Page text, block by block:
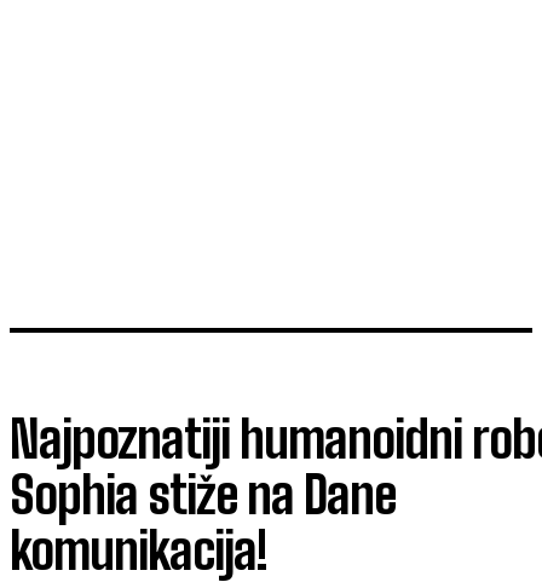
Najpoznatiji humanoidni
Sophia stiže na Dane
komunikacija!